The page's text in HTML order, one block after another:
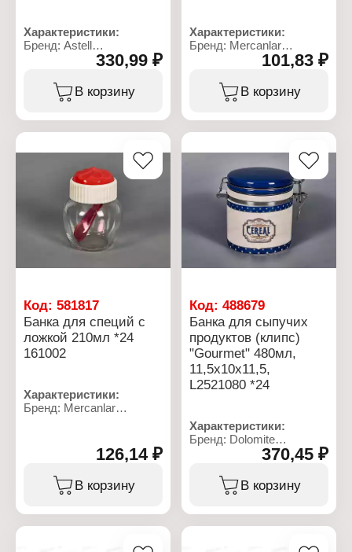
Характеристики:
Бренд: Astell
Артикул: AST-002-БС-4
Назначение: для специй
Конструкция: с винтовой
Высота: 9,5 см
Материал: нержавеющая
крышки: 3 мм
330,99 ₽
В корзину
Характеристики:
Бренд: Mercanlar
Артикул: 103172
Тип товара: Банка
Назначение: для специй
Цвет: в ассортименте
Материал: пластик,
стекло
101,83 ₽
В корзину
Код: 581817
Банка для специй с
ложкой 210мл *24
161002
Характеристики:
Бренд: Mercanlar
Тип товара: Банка
Назначение: для специй
Комплектация: с
крышкой и ложкой
Цвет: в ассортименте
Материал: пластик,
126,14 ₽
В корзину
Код:488679
Банка для сыпучих
продуктов (клипс)
"Gourmet" 480мл,
11,5х10х11,5,
L2521080 *24
Характеристики:
Бренд: Dolomite
Артикул: L2521080
Тип товара: Банка для
продуктов
370,45 ₽
В корзину